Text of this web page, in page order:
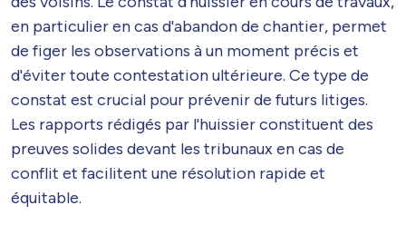
en particulier en cas d'abandon de chantier, permet
de figer les observations à un moment précis et
d'éviter toute contestation ultérieure. Ce type de
constat est crucial pour prévenir de futurs litiges.
Les rapports rédigés par l'huissier constituent des
preuves solides devant les tribunaux en cas de
conflit et facilitent une résolution rapide et
équitable.